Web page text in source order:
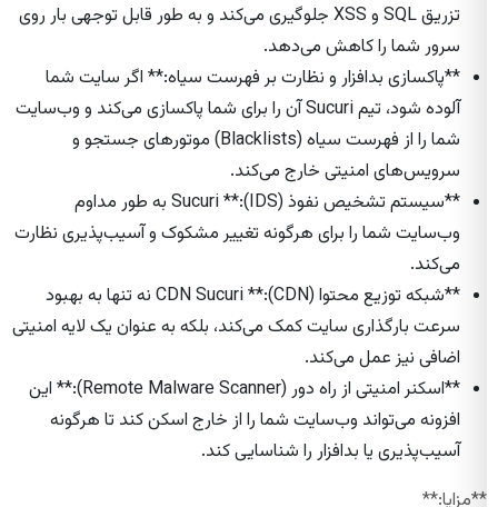
تزریق SQL و XSS جلوگیری می‌کند و به طور قابل توجهی بار روی
سرور شما را کاهش می‌دهد.
**پاکسازی بدافزار و نظارت بر فهرست سیاه:** اگر سایت شما
آلوده شود، تیم Sucuri آن را برای شما پاکسازی می‌کند و وب‌سایت
شما را از فهرست سیاه (Blacklists) موتورهای جستجو و
سرویس‌های امنیتی خارج می‌کند.
**سیستم تشخیص نفوذ (IDS):** Sucuri به طور مداوم
وب‌سایت شما را برای هرگونه تغییر مشکوک و آسیب‌پذیری نظارت
می‌کند.
**شبکه توزیع محتوا (CDN):** CDN Sucuri نه تنها به بهبود
سرعت بارگذاری سایت کمک می‌کند، بلکه به عنوان یک لایه امنیتی
اضافی نیز عمل می‌کند.
**اسکنر امنیتی از راه دور (Remote Malware Scanner):** این
افزونه می‌تواند وب‌سایت شما را از خارج اسکن کند تا هرگونه
آسیب‌پذیری یا بدافزار را شناسایی کند.
**مزایا:**